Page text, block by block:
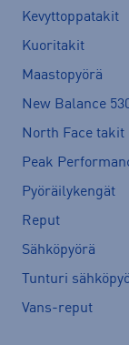
Kevyttoppatakit
Kuoritakit
Maastopyörä
New Balance
North Face takit
Peak
Pyöräilykengät
Reput
Sähköpyörä
Tunturi
Vans-reput